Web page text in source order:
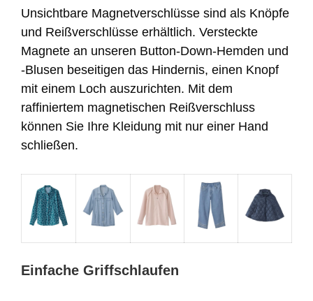
Unsichtbare Magnetverschlüsse sind als Knöpfe
und Reißverschlüsse erhältlich. Versteckte
Magnete an unseren Button-Down-Hemden und
-Blusen beseitigen das Hindernis, einen Knopf
mit einem Loch auszurichten. Mit dem
raffiniertem magnetischen Reißverschluss
können Sie Ihre Kleidung mit nur einer Hand
schließen.
Einfache Griffschlaufen